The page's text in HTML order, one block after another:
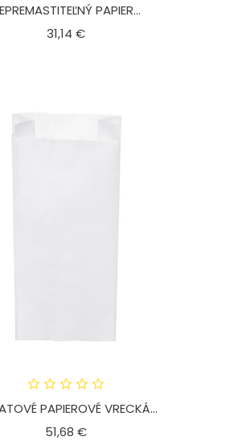
PAPIER...
31,14 €Cena
PAPIEROVÉ VRECKÁ...
51,68 €Cena